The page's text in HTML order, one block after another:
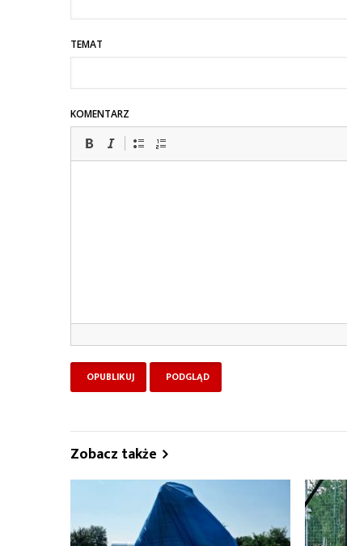
TEMAT
KOMENTARZ
Zobacz także